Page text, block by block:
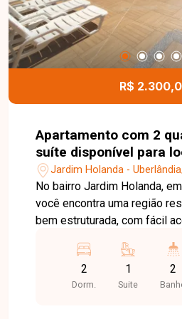
esta excelente oportunidade
R$
Apartamento com 2
suíte disponível para
Jardim Holanda em
Jardim Holanda -
No bairro Jardim Holanda,
você encontra uma região
bem estruturada, com fácil
supermercados, escolas,
comércios, proporcionando
qualidade de vida. Apartamento disponível para
2
Dorm.
1
Suite
2